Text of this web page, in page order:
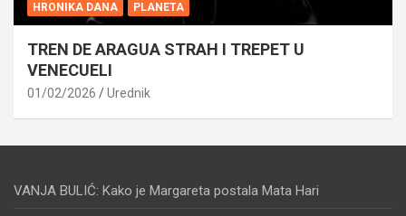
HRONIKA DANA PLANETA
TREN DE ARAGUA STRAH I TREPET U
VENECUELI
01/02/2026 Urednik
VANJA BULIĆ: Kako je Margareta postala Mata Hari